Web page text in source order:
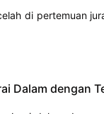
di pertemuan
Dalam dengan